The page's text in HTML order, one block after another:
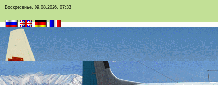
Воскресенье, 09.08.2026, 07:33